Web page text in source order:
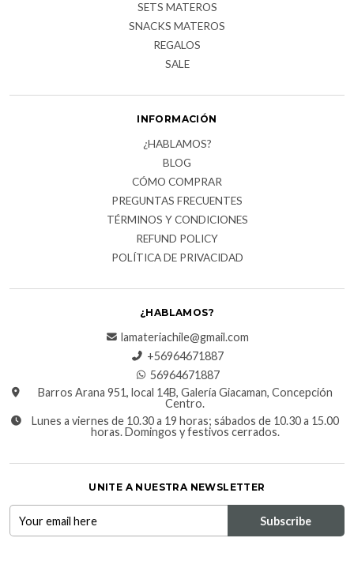
SETS MATEROS
SNACKS MATEROS
REGALOS
SALE
INFORMACIÓN
¿HABLAMOS?
BLOG
CÓMO COMPRAR
PREGUNTAS FRECUENTES
TÉRMINOS Y CONDICIONES
REFUND POLICY
POLÍTICA DE PRIVACIDAD
¿HABLAMOS?
lamateriachile@gmail.com
+56964671887
56964671887
Barros Arana 951, local 14B, Galería Giacaman, Concepción
Centro.
Lunes a viernes de 10.30 a 19 horas; sábados de 10.30 a 15.00
horas. Domingos y festivos cerrados.
UNITE A NUESTRA NEWSLETTER